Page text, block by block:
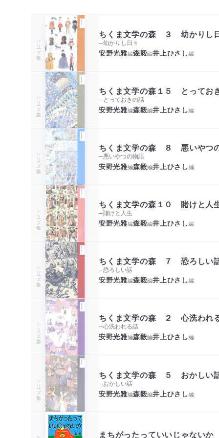
シリーズ・全集
ちくま文学の森 ３ 幼かりし
─幼かりし日々
安野光雅編森毅編井上ひさし編
シリーズ・全集
ちくま文学の森１５ とってお
─とっておきの話
安野光雅編森毅編井上ひさし編
シリーズ・全集
ちくま文学の森 ８ 悪いやつ
─悪いやつの物語
安野光雅編森毅編井上ひさし編
シリーズ・全集
ちくま文学の森１０ 賭けと人
─賭けと人生
安野光雅編森毅編井上ひさし編
シリーズ・全集
ちくま文学の森 ７ 恐ろしい
─恐ろしい話
安野光雅編森毅編井上ひさし編
シリーズ・全集
ちくま文学の森 ２ 心洗われ
─心洗われる話
安野光雅編森毅編井上ひさし編
シリーズ・全集
ちくま文学の森 ５ おかしい
─おかしい話
安野光雅編森毅編井上ひさし編
まちがったっていいじゃないか